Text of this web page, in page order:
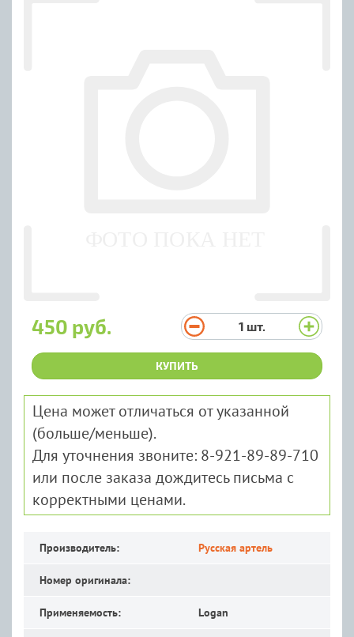
450 руб. 1 шт.
КУПИТЬ
Цена может отличаться от указанной
(больше/меньше).
Для уточнения звоните: 8-921-89-89-710
или после заказа дождитесь письма с
корректными ценами.
Производитель: Русская артель
Номер оригинала:
Применяемость: Logan